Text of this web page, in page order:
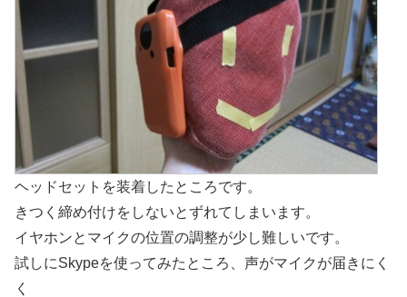
ヘッドセットを装着したところです。
きつく締め付けをしないとずれてしまいます。
イヤホンとマイクの位置の調整が少し難しいです。
試しにSkypeを使ってみたところ、声がマイクが届きにく
く